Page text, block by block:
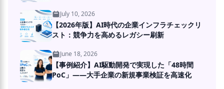
July 10, 2026
【2026年版】AI時代の企業インフラチェックリ
スト：競争力を高めるレガシー刷新
June 18, 2026
【事例紹介】AI駆動開発で実現した「48時間
PoC」――大手企業の新規事業検証を高速化